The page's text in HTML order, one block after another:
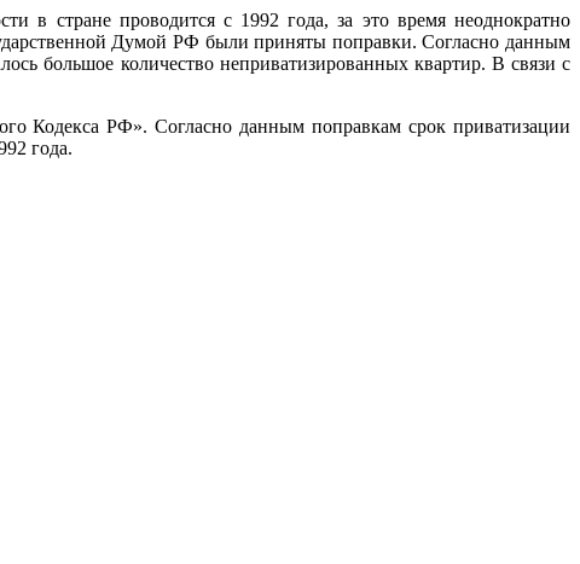
в стране проводится с 1992 года, за это время неоднократно
Думой РФ были приняты поправки. Согласно данным
большое количество неприватизированных квартир. В связи с
Кодекса РФ». Согласно данным поправкам срок приватизации
года.